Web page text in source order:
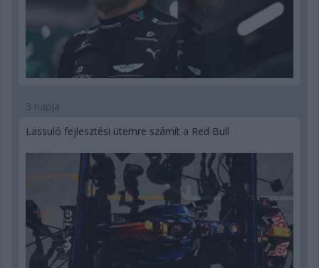
3 napja
Lassuló fejlesztési ütemre számít a Red Bull